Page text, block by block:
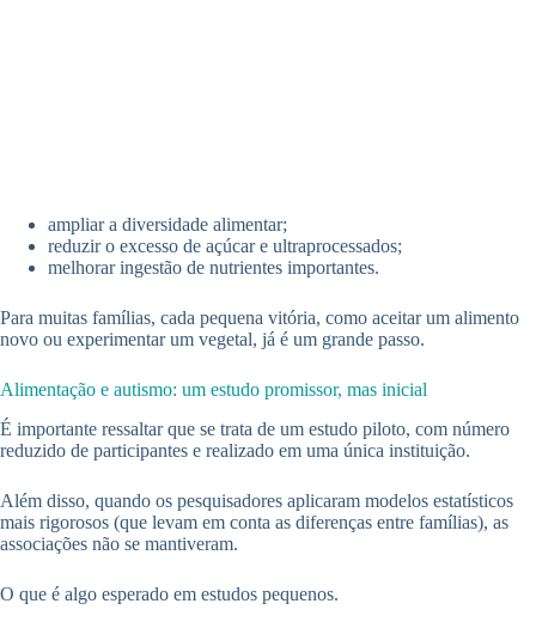
ampliar a diversidade alimentar;
reduzir o excesso de açúcar e ultraprocessados;
melhorar ingestão de nutrientes importantes.
Para muitas famílias, cada pequena vitória, como aceitar um alimento
novo ou experimentar um vegetal, já é um grande passo.
Alimentação e autismo: um estudo promissor, mas inicial
É importante ressaltar que se trata de um estudo piloto, com número
reduzido de participantes e realizado em uma única instituição.
Além disso, quando os pesquisadores aplicaram modelos estatísticos
mais rigorosos (que levam em conta as diferenças entre famílias), as
associações não se mantiveram.
O que é algo esperado em estudos pequenos.